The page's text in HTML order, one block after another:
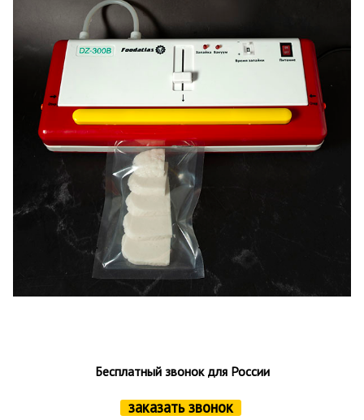
Бесплатный звонок для России
заказать звонок